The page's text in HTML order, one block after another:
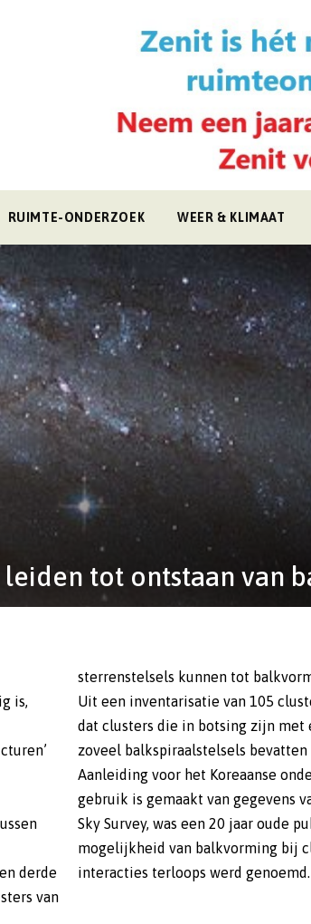
RUIMTE-ONDERZOEK WEER & KLIMAAT
tot ontstaan van
is,
derde
van
sterrenstelsels kunnen tot
Uit een inventarisatie van 105
dat clusters die in botsing zijn met
zoveel balkspiraalstelsels
Aanleiding voor het Koreaanse
gebruik is gemaakt van gegevens
Sky Survey, was een 20 jaar oude
mogelijkheid van balkvorming bij
interacties terloops werd genoemd.